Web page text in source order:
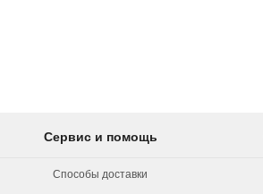
Сервис и помощь
Способы доставки